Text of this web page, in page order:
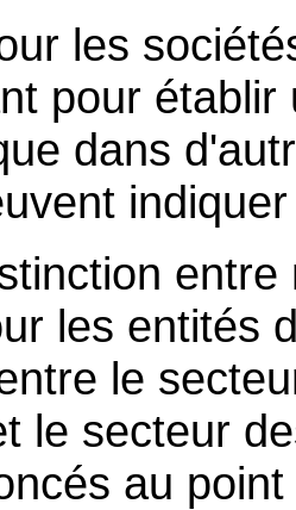
les
pour
dans
les entités
le
le secteur
au